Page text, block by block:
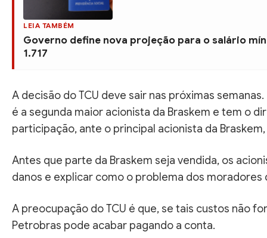
LEIA TAMBÉM
Governo define nova projeção para o salário
1.717
A decisão do TCU deve sair nas próximas
é a segunda maior acionista da Braskem e tem o
participação, ante o principal acionista da
Antes que parte da Braskem seja vendida, os
danos e explicar como o problema dos moradores
A preocupação do TCU é que, se tais custos não
Petrobras pode acabar pagando a conta.